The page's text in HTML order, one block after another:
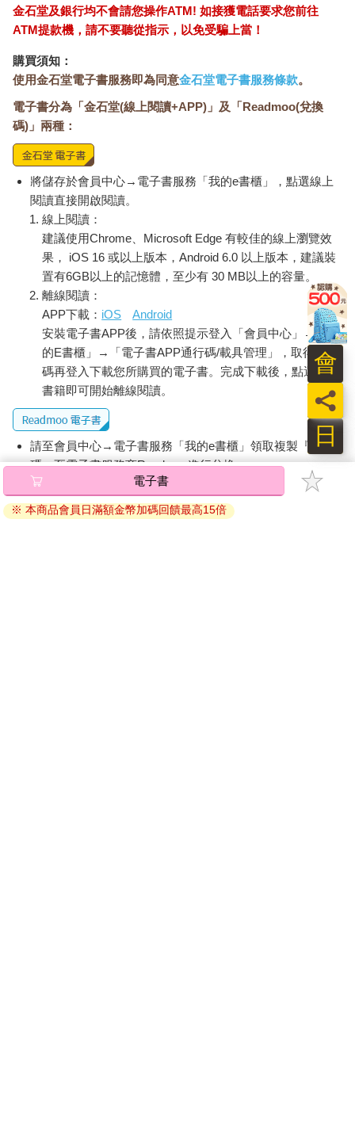
金石堂及銀行均不會請您操作ATM! 如接獲電話要求您前往
ATM提款機，請不要聽從指示，以免受騙上當！
購買須知：
使用金石堂電子書服務即為同意金石堂電子書服務條款。
電子書分為「金石堂(線上閱讀+APP)」及「Readmoo(兌換
碼)」兩種：
將儲存於會員中心→電子書服務「我的e書櫃」，點選線上
閱讀直接開啟閱讀。
線上閱讀：
建議使用Chrome、Microsoft Edge 有較佳的線上瀏覽效
果， iOS 16 或以上版本，Android 6.0 以上版本，建議裝
置有6GB以上的記憶體，至少有 30 MB以上的容量。
離線閱讀：
APP下載： iOS
Android
安裝電子書APP後，請依照提示登入「會員中心」→「我
的E書櫃」→「電子書APP通行碼/載具管理」，取得通行
碼再登入下載您所購買的電子書。完成下載後，點選任一
書籍即可開始離線閱讀。
請至會員中心→電子書服務「我的e書櫃」領取複製『兌換
碼』至電子書服務商Readmoo進行兌換。
退換貨須知：
因版權保護，您在金石堂所購買的電子書僅能以金石堂專屬
電子書
※ 本商品會員日滿額金幣加碼回饋最高15倍
日
員
會